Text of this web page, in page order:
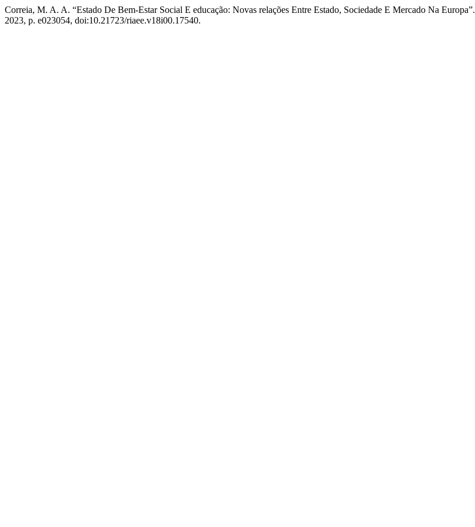
Correia, M. A. A. “Estado De Bem-Estar Social E educação: Novas relações Entre Estado, Sociedade E Mercado Na Europa”.
2023, p. e023054, doi:10.21723/riaee.v18i00.17540.